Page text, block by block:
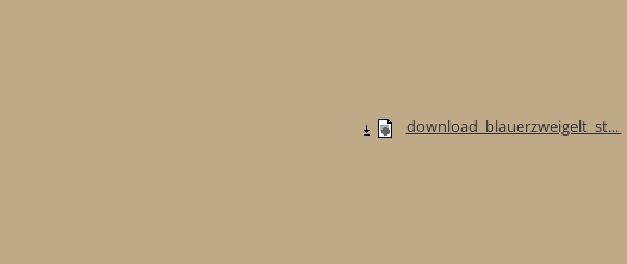
download_blauerzweigelt_st...